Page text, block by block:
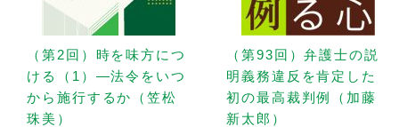
（第2回）時を味方につ
ける（1）—法令をいつ
から施行するか（笠松
珠美）
（第93回）弁護士の説
明義務違反を肯定した
初の最高裁判例（加藤
新太郎）